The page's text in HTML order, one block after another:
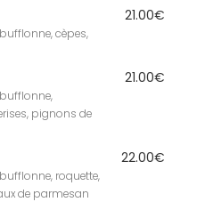
cèpes,
21.00€
pignons de
21.00€
roquette,
de parmesan
22.00€